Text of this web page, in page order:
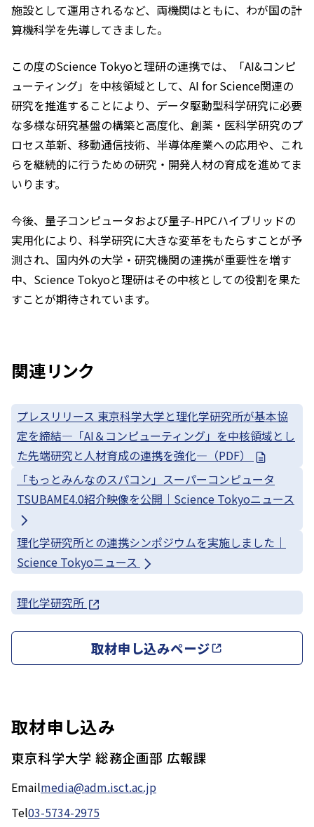
施設として運用されるなど、両機関はともに、わが国の計
算機科学を先導してきました。
この度のScience Tokyoと理研の連携では、「AI&コンピ
ューティング」を中核領域として、AI for Science関連の
研究を推進することにより、データ駆動型科学研究に必要
な多様な研究基盤の構築と高度化、創薬・医科学研究のプ
ロセス革新、移動通信技術、半導体産業への応用や、これ
らを継続的に行うための研究・開発人材の育成を進めてま
いります。
今後、量子コンピュータおよび量子-HPCハイブリッドの
実用化により、科学研究に大きな変革をもたらすことが予
測され、国内外の大学・研究機関の連携が重要性を増す
中、Science Tokyoと理研はその中核としての役割を果た
すことが期待されています。
関連リンク
プレスリリース 東京科学大学と理化学研究所が基本協
定を締結—「AI＆コンピューティング」を中核領域とし
た先端研究と人材育成の連携を強化—（PDF）
「もっとみんなのスパコン」スーパーコンピュータ
TSUBAME4.0紹介映像を公開｜Science Tokyoニュース
理化学研究所との連携シンポジウムを実施しました｜
Science Tokyoニュース
理化学研究所
取材申し込みページ
取材申し込み
東京科学大学 総務企画部 広報課
Emailmedia@adm.isct.ac.jp
Tel03-5734-2975